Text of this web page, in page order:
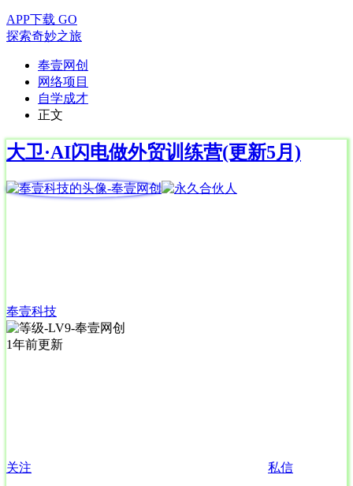
APP下载 GO
探索奇妙之旅
奉壹网创
网络项目
自学成才
正文
大卫·AI闪电做外贸训练营(更新5月)
奉壹科技
1年前更新
关注 私信